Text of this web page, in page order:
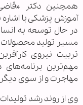
همچنین دکتر
آموزش پزشکی با
در حال توسعه به
مسیر تولید محصولات
تربیت نیروی
مهم‌ترین
مهاجرت و از سوی
وی از روند رشد